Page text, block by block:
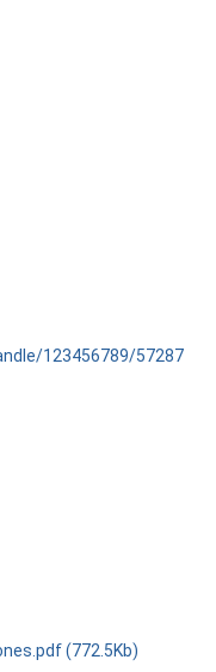
123456789/57287
(772.5Kb)